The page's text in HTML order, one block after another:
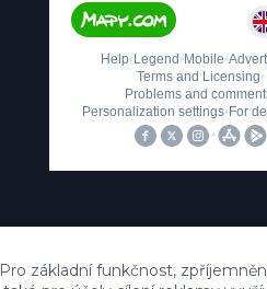
Pro základní funkčnost,